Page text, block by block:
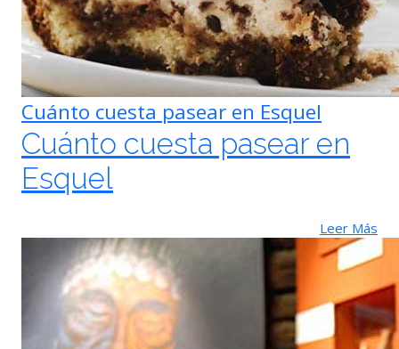
Cuánto cuesta pasear en Esquel
Cuánto cuesta pasear en
Esquel
Leer Más